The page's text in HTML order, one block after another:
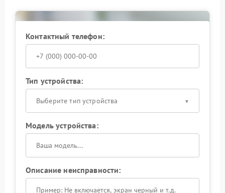
Контактный телефон:
Тип устройства:
Выберите тип устройства
Модель устройства:
Описание неисправности: